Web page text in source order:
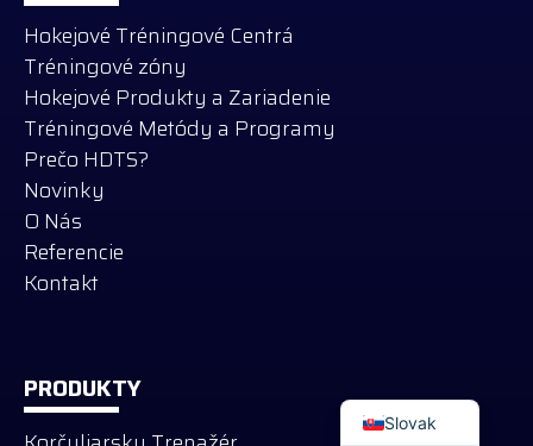
Hokejové Tréningové Centrá
Tréningové zóny
Hokejové Produkty a Zariadenie
Tréningové Metódy a Programy
Prečo HDTS?
Novinky
O Nás
Referencie
Kontakt
PRODUKTY
Slovak